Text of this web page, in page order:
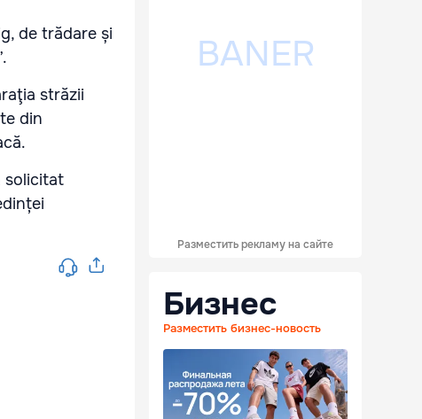
de trădare și
străzii
din
solicitat
Разместить рекламу на сайте
Бизнес
Разместить бизнес-новость